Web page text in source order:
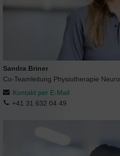
Sandra Briner
Co-Teamleitung Physiotherapie Neuro
Kontakt per E-Mail
+41 31 632 04 49